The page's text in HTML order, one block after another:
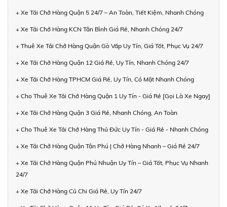
+ Xe Tải Chở Hàng Quận 5 24/7 – An Toàn, Tiết Kiệm, Nhanh Chóng
+ Xe Tải Chở Hàng KCN Tân Bình Giá Rẻ, Nhanh Chóng 24/7
+ Thuê Xe Tải Chở Hàng Quận Gò Vấp Uy Tín, Giá Tốt, Phục Vụ 24/7
+ Xe Tải Chở Hàng Quận 12 Giá Rẻ, Uy Tín, Nhanh Chóng 24/7
+ Xe Tải Chở Hàng TPHCM Giá Rẻ, Uy Tín, Có Mặt Nhanh Chóng
+ Cho Thuê Xe Tải Chở Hàng Quận 1 Uy Tín - Giá Rẻ [Gọi Là Xe Ngay]
+ Xe Tải Chở Hàng Quận 3 Giá Rẻ, Nhanh Chóng, An Toàn
+ Cho Thuê Xe Tải Chở Hàng Thủ Đức Uy Tín - Giá Rẻ - Nhanh Chóng
+ Xe Tải Chở Hàng Quận Tân Phú | Chở Hàng Nhanh – Giá Rẻ 24/7
+ Xe Tải Chở Hàng Quận Phú Nhuận Uy Tín – Giá Tốt, Phục Vụ Nhanh
24/7
+ Xe Tải Chở Hàng Củ Chi Giá Rẻ, Uy Tín 24/7